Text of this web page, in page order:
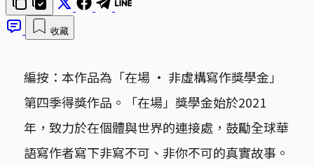
收藏
編按：本作品為「在場 · 非虛構寫作獎學金」
第四季得獎作品。「在場」獎學金始於2021
年，致力於在個體與世界的連接處，鼓勵全球華
語寫作者寫下非寫不可、非你不可的真實故事。